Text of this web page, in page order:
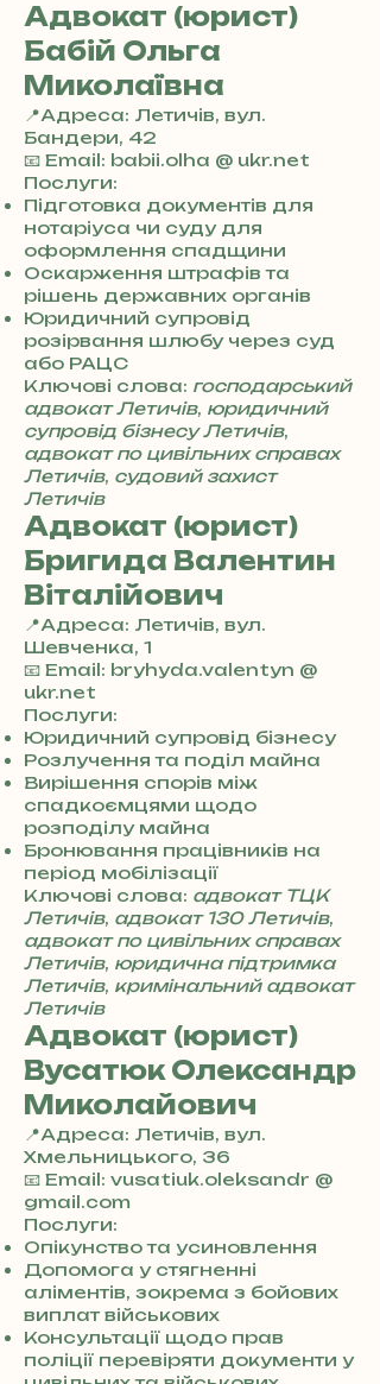
Адвокат (юрист)
Бабій Ольга
Миколаївна
📍Адреса: Летичів, вул.
Бандери, 42
+
3
8
0
7
3
0
4
8
5
7
8
4
📧 Email: babii.olha @ ukr.net
Послуги:
Підготовка документів для
нотаріуса чи суду для
оформлення спадщини
Оскарження штрафів та
рішень державних органів
Юридичний супровід
розірвання шлюбу через суд
або РАЦС
Ключові слова: господарський
адвокат Летичів, юридичний
супровід бізнесу Летичів,
адвокат по цивільних справах
Летичів, судовий захист
Летичів
Адвокат (юрист)
Бригида Валентин
Віталійович
📍Адреса: Летичів, вул.
Шевченка, 1
+
3
8
0
7
3
0
4
8
5
7
8
4
📧 Email: bryhyda.valentyn @
ukr.net
Послуги:
Юридичний супровід бізнесу
Розлучення та поділ майна
Вирішення спорів між
спадкоємцями щодо
розподілу майна
Бронювання працівників на
період мобілізації
Ключові слова: адвокат ТЦК
Летичів, адвокат 130 Летичів,
адвокат по цивільних справах
Летичів, юридична підтримка
Летичів, кримінальний адвокат
Летичів
Адвокат (юрист)
Вусатюк Олександр
Миколайович
📍Адреса: Летичів, вул.
Хмельницького, 36
+
3
8
0
7
3
0
4
8
📧 Email: vusatiuk.oleksandr @
gmail.com
Послуги:
Опікунство та усиновлення
Допомога у стягненні
аліментів, зокрема з бойових
виплат військових
Консультації щодо прав
поліції перевіряти документи у